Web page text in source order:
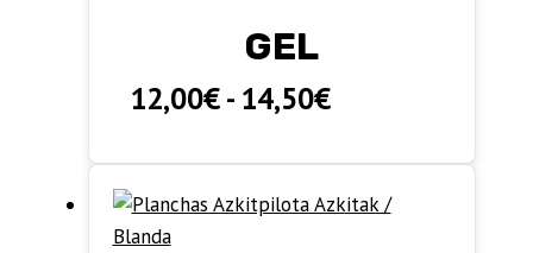
GEL
12,00€ - 14,50€Rango
precios: